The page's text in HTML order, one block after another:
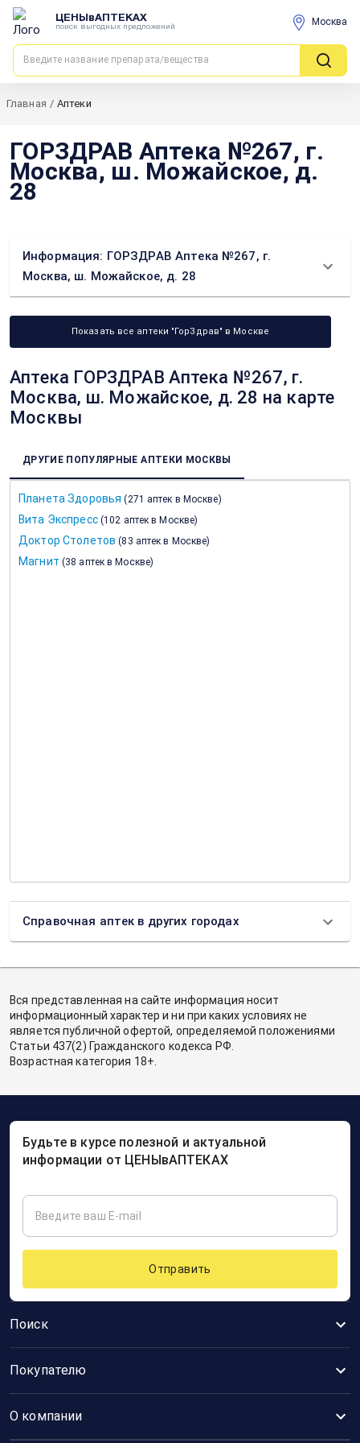
ЦЕНЫвАПТЕКАХ
поиск выгодных предложений Москва
Главная / Аптеки
ГОРЗДРАВ Аптека №267, г.
Москва, ш. Можайское, д.
28
Информация: ГОРЗДРАВ Аптека №267, г.
Москва, ш. Можайское, д. 28
Показать все аптеки "ГорЗдрав" в Москве
Аптека ГОРЗДРАВ Аптека №267, г.
Москва, ш. Можайское, д. 28 на карте
Москвы
ДРУГИЕ ПОПУЛЯРНЫЕ АПТЕКИ МОСКВЫ
Планета Здоровья (271 аптек в Москве)
Вита Экспресс (102 аптек в Москве)
Доктор Столетов (83 аптек в Москве)
Магнит (38 аптек в Москве)
Справочная аптек в других городах
Вся представленная на сайте информация носит
информационный характер и ни при каких условиях не
является публичной офертой, определяемой положениями
Статьи 437(2) Гражданского кодекса РФ.
Возрастная категория 18+.
Поиск
Покупателю
О компании
Будьте в курсе полезной и актуальной
информации от ЦЕНЫвАПТЕКАХ
Отправить